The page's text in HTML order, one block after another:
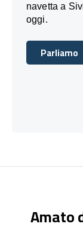
navetta a
oggi.
Parliamo
Parliamo
Amato